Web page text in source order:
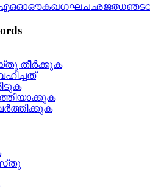
ഒഓഔകഖഗഘചഛജഝഞട
തീര്‍ക്കുക